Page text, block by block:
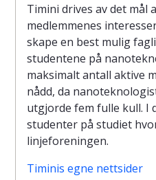
Timini drives av det mål
medlemmenes
skape en best mulig
studentene på
maksimalt antall aktive
nådd, da
utgjorde fem fulle kull. I
studenter på studiet
linjeforeningen.
Timinis egne nettsider